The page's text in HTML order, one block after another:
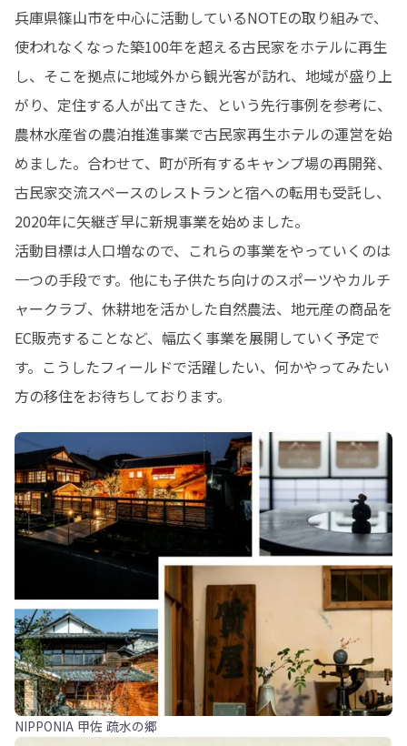
兵庫県篠山市を中心に活動しているNOTEの取り組みで、
使われなくなった築100年を超える古民家をホテルに再生
し、そこを拠点に地域外から観光客が訪れ、地域が盛り上
がり、定住する人が出てきた、という先行事例を参考に、
農林水産省の農泊推進事業で古民家再生ホテルの運営を始
めました。合わせて、町が所有するキャンプ場の再開発、
古民家交流スペースのレストランと宿への転用も受託し、
2020年に矢継ぎ早に新規事業を始めました。
活動目標は人口増なので、これらの事業をやっていくのは
一つの手段です。他にも子供たち向けのスポーツやカルチ
ャークラブ、休耕地を活かした自然農法、地元産の商品を
EC販売することなど、幅広く事業を展開していく予定で
す。こうしたフィールドで活躍したい、何かやってみたい
方の移住をお待ちしております。
NIPPONIA 甲佐 疏水の郷